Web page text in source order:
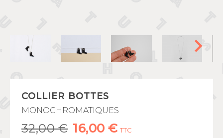
COLLIER BOTTES
MONOCHROMATIQUES
32,00 € 16,00 € TTC